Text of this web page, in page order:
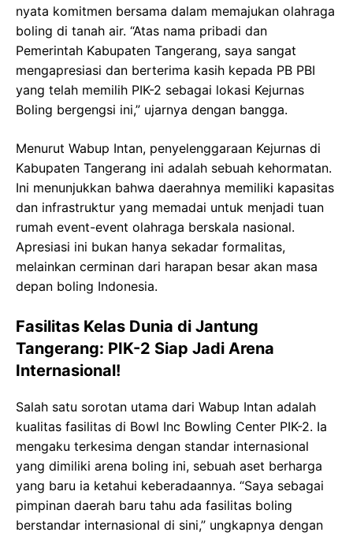
nyata komitmen bersama dalam memajukan olahraga
boling di tanah air. “Atas nama pribadi dan
Pemerintah Kabupaten Tangerang, saya sangat
mengapresiasi dan berterima kasih kepada PB PBI
yang telah memilih PIK-2 sebagai lokasi Kejurnas
Boling bergengsi ini,” ujarnya dengan bangga.
Menurut Wabup Intan, penyelenggaraan Kejurnas di
Kabupaten Tangerang ini adalah sebuah kehormatan.
Ini menunjukkan bahwa daerahnya memiliki kapasitas
dan infrastruktur yang memadai untuk menjadi tuan
rumah event-event olahraga berskala nasional.
Apresiasi ini bukan hanya sekadar formalitas,
melainkan cerminan dari harapan besar akan masa
depan boling Indonesia.
Fasilitas Kelas Dunia di Jantung
Tangerang: PIK-2 Siap Jadi Arena
Internasional!
Salah satu sorotan utama dari Wabup Intan adalah
kualitas fasilitas di Bowl Inc Bowling Center PIK-2. Ia
mengaku terkesima dengan standar internasional
yang dimiliki arena boling ini, sebuah aset berharga
yang baru ia ketahui keberadaannya. “Saya sebagai
pimpinan daerah baru tahu ada fasilitas boling
berstandar internasional di sini,” ungkapnya dengan